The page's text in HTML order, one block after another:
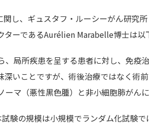
関し、ギュスタフ・ルーシーがん研究
ターであるAurélien Marabelle博士は以
、局所疾患を呈する患者に対し、免
深いことですが、術後治療ではなく術
ーマ（悪性黒色腫）と非小細胞肺がん
験の規模は小規模でランダム化試験